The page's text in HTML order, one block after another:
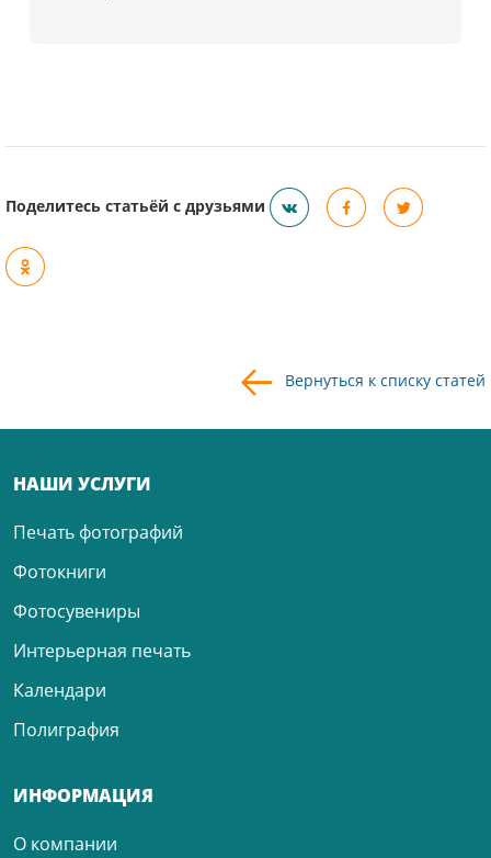
Поделитесь статьёй с друзьями
Вернуться к списку статей
НАШИ УСЛУГИ
Печать фотографий
Фотокниги
Фотосувениры
Интерьерная печать
Календари
Полиграфия
ИНФОРМАЦИЯ
О компании